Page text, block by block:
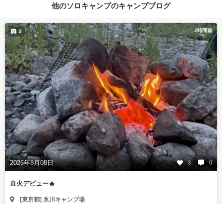
他のソロキャンプのキャンプブログ
2時間前
2026年8月08日 3 0
2
直火デビュー🔥
[東京都] 氷川キャンプ場